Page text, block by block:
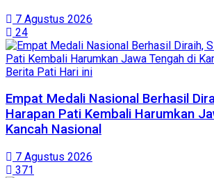
7 Agustus 2026
24
Berita Pati Hari ini
Empat Medali Nasional Berhasil
Harapan Pati Kembali Harumkan
Kancah Nasional
7 Agustus 2026
371